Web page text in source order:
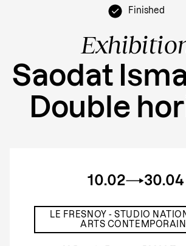
Finished
Saodat
Double
10.02 30.04
LE FRESNOY - STUDIO
ARTS